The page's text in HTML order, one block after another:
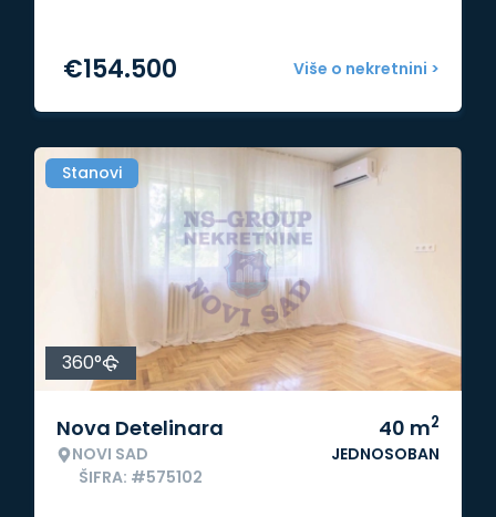
Više o nekretnini >
€154.500
Stanovi
360°
Nova Detelinara
NOVI SAD
ŠIFRA: #575102
40 m2
JEDNOSOBAN